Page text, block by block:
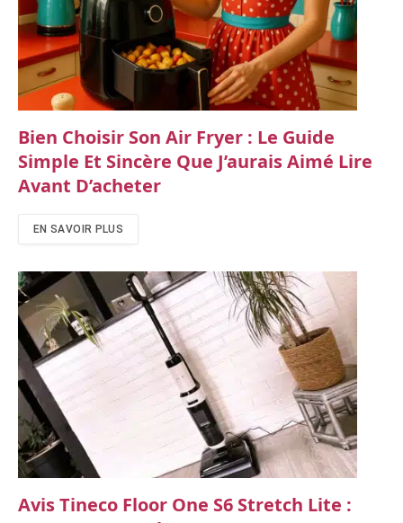
Bien Choisir Son Air Fryer : Le Guide
Simple Et Sincère Que J’aurais Aimé Lire
Avant D’acheter
EN SAVOIR PLUS
Avis Tineco Floor One S6 Stretch Lite :